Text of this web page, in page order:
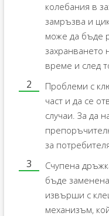
колебания в
замръзва и
може да бъде
захранването
време и след
Проблеми с
част и да се
случаи. За да
за
Счупена
бъде
извърши с
механизъм,